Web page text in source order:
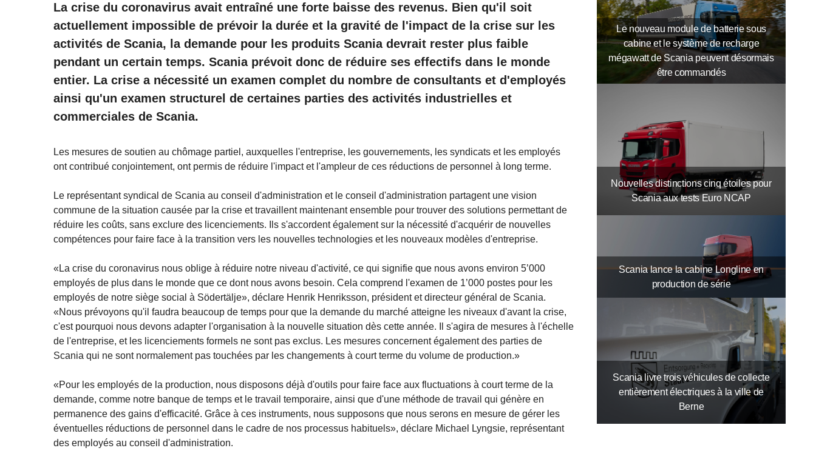
La crise du coronavirus avait entraîné une forte baisse des revenus. Bien qu'il soit
actuellement impossible de prévoir la durée et la gravité de l'impact de la crise sur les
activités de Scania, la demande pour les produits Scania devrait rester plus faible
pendant un certain temps. Scania prévoit donc de réduire ses effectifs dans le monde
entier. La crise a nécessité un examen complet du nombre de consultants et d'employés
ainsi qu'un examen structurel de certaines parties des activités industrielles et
commerciales de Scania.
Les mesures de soutien au chômage partiel, auxquelles l'entreprise, les gouvernements, les syndicats et les employés
ont contribué conjointement, ont permis de réduire l'impact et l'ampleur de ces réductions de personnel à long terme.
Le représentant syndical de Scania au conseil d'administration et le conseil d'administration partagent une vision
commune de la situation causée par la crise et travaillent maintenant ensemble pour trouver des solutions permettant de
réduire les coûts, sans exclure des licenciements. Ils s'accordent également sur la nécessité d'acquérir de nouvelles
compétences pour faire face à la transition vers les nouvelles technologies et les nouveaux modèles d'entreprise.
«La crise du coronavirus nous oblige à réduire notre niveau d'activité, ce qui signifie que nous avons environ 5’000
employés de plus dans le monde que ce dont nous avons besoin. Cela comprend l'examen de 1’000 postes pour les
employés de notre siège social à Södertälje», déclare Henrik Henriksson, président et directeur général de Scania.
«Nous prévoyons qu'il faudra beaucoup de temps pour que la demande du marché atteigne les niveaux d'avant la crise,
c'est pourquoi nous devons adapter l'organisation à la nouvelle situation dès cette année. Il s'agira de mesures à l'échelle
de l'entreprise, et les licenciements formels ne sont pas exclus. Les mesures concernent également des parties de
Scania qui ne sont normalement pas touchées par les changements à court terme du volume de production.»
«Pour les employés de la production, nous disposons déjà d'outils pour faire face aux fluctuations à court terme de la
demande, comme notre banque de temps et le travail temporaire, ainsi que d'une méthode de travail qui génère en
permanence des gains d'efficacité. Grâce à ces instruments, nous supposons que nous serons en mesure de gérer les
éventuelles réductions de personnel dans le cadre de nos processus habituels», déclare Michael Lyngsie, représentant
des employés au conseil d'administration.
Le nouveau module de batterie sous
cabine et le système de recharge
mégawatt de Scania peuvent désormais
être commandés
Nouvelles distinctions cinq étoiles pour
Scania aux tests Euro NCAP
Scania lance la cabine Longline en
production de série
Scania livre trois véhicules de collecte
entièrement électriques à la ville de
Berne